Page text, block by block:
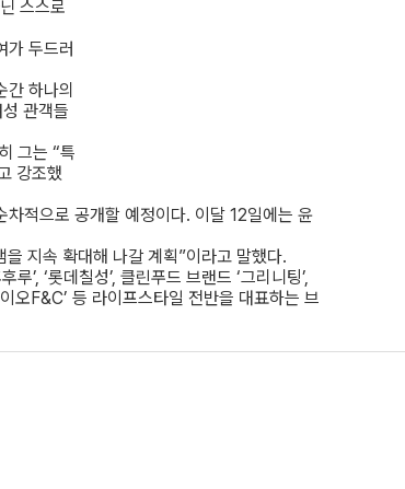
스스로
가 두드러
하나의
관객들
그는 “특
강조했
차적으로 공개할 예정이다. 이달 12일에는 윤
지속 확대해 나갈 계획”이라고 말했다.
’, ‘롯데칠성’, 클린푸드 브랜드 ‘그리니팅’,
이오F&C’ 등 라이프스타일 전반을 대표하는 브